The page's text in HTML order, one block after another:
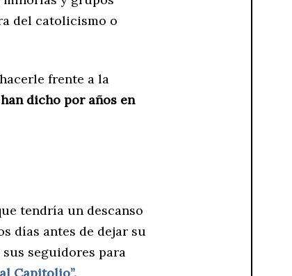
del catolicismo o
frente a la
dicho por años en
tendría un descanso
días antes de dejar su
seguidores para